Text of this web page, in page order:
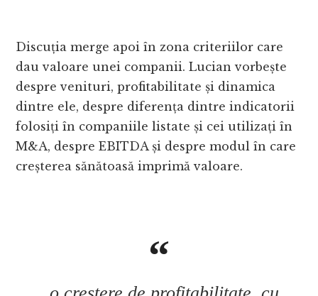
Discuția merge apoi în zona criteriilor care
dau valoare unei companii. Lucian vorbește
despre venituri, profitabilitate și dinamica
dintre ele, despre diferența dintre indicatorii
folosiți în companiile listate și cei utilizați în
M&A, despre EBITDA și despre modul în care
creșterea sănătoasă imprimă valoare.